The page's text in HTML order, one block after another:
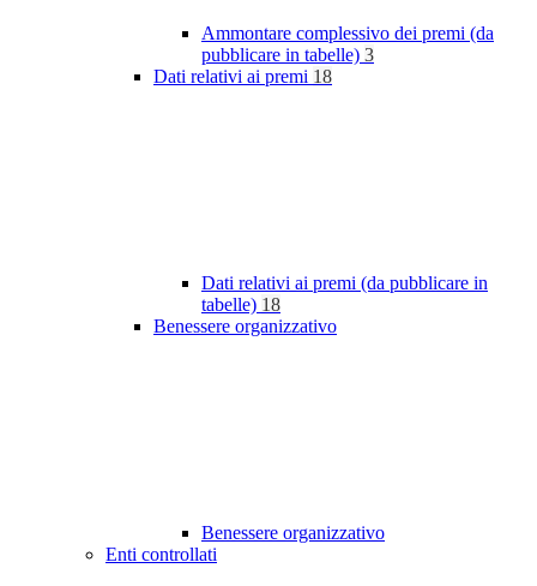
Ammontare complessivo dei premi (da
pubblicare in tabelle) 3
Dati relativi ai premi 18
Dati relativi ai premi (da pubblicare in
tabelle) 18
Benessere organizzativo
Benessere organizzativo
Enti controllati